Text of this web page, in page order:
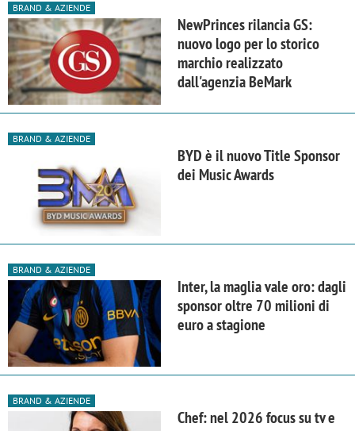
BRAND & AZIENDE
NewPrinces rilancia GS:
nuovo logo per lo storico
marchio realizzato
dall'agenzia BeMark
BRAND & AZIENDE
BYD è il nuovo Title Sponsor
dei Music Awards
BRAND & AZIENDE
Inter, la maglia vale oro: dagli
sponsor oltre 70 milioni di
euro a stagione
BRAND & AZIENDE
Chef: nel 2026 focus su tv e